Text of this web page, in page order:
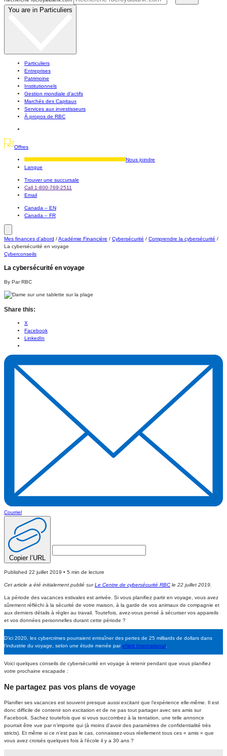
You are in Particuliers
Particuliers
Entreprises
Patrimoine
Institutionnels
Gestion mondiale d’actifs
Marchés des Capitaux
Services aux investisseurs
À propos de RBC
Offres
Nous joindre
Langue
Trouver une succursale
Call 1-800-769-2511
Email
Canada – EN
Canada – FR
Mes finances d’abord /Académie Financière / Cybersécurité / Comprendre la cybersécurité /
La cybersécurité en voyage
Cyberconseils
La cybersécurité en voyage
By Par RBC
Share this:
X
Facebook
LinkedIn
Courriel
Copier l’URL
Published 22 juillet 2019 • 5 min de lecture
Cet article a été initialement publié surLe Centre de cybersécurité RBC le 22 juillet 2019.
La période des vacances estivales est arrivée. Si vous planifiez partir en voyage, vous avez
sûrement réfléchi à la sécurité de votre maison, à la garde de vos animaux de compagnie et
aux derniers détails à régler au travail. Toutefois, avez-vous pensé à sécuriser vos appareils
et vos données personnelles durant cette période ?
D’ici 2020, les cybercrimes pourraient entraîner des pertes de 25 milliards de dollars dans
l’industrie du voyage, selon une étude menée pareNett International.
Voici quelques conseils de cybersécurité en voyage à retenir pendant que vous planifiez
votre prochaine escapade :
Ne partagez pas vos plans de voyage
Planifier ses vacances est souvent presque aussi excitant que l’expérience elle-même. Il est
donc difficile de contenir son excitation et de ne pas tout partager avec ses amis sur
Facebook. Sachez toutefois que si vous succombez à la tentation, une telle annonce
pourrait être vue par n’importe qui (à moins d’avoir des paramètres de confidentialité très
stricts). Et même si ce n’est pas le cas, connaissez-vous réellement tous ces « amis » que
vous avez croisés quelques fois à l’école il y a 30 ans ?